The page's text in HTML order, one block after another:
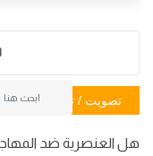
تصويت / تصويت
هل العنصرية ضد